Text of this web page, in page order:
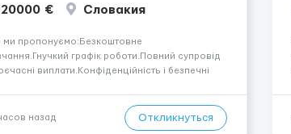
20000 € Словакия
ми пропонуємо:Безкоштовне
графік роботи.Повний супровід
виплати.Конфіденційність і безпечні
не обов’язковий.Якщо вас
вакансія — залишайте відгук, і ми
назад Откликнуться